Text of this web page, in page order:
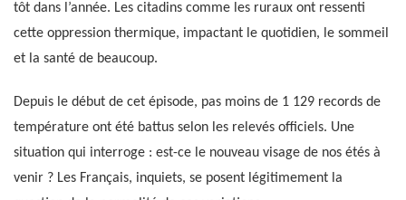
tôt dans l’année. Les citadins comme les ruraux ont ressenti
cette oppression thermique, impactant le quotidien, le sommeil
et la santé de beaucoup.
Depuis le début de cet épisode, pas moins de 1 129 records de
température ont été battus selon les relevés officiels. Une
situation qui interroge : est-ce le nouveau visage de nos étés à
venir ? Les Français, inquiets, se posent légitimement la